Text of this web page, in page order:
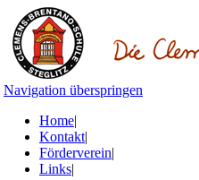
Navigation überspringen
Home|
Kontakt|
Förderverein|
Links|